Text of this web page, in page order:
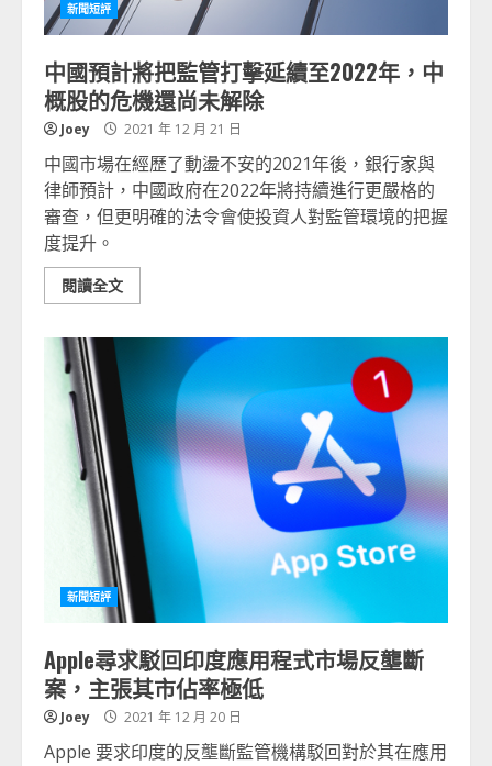
新聞短評
中國預計將把監管打擊延續至2022年，中
概股的危機還尚未解除
Joey 2021 年 12 月 21 日
中國市場在經歷了動盪不安的2021年後，銀行家與
律師預計，中國政府在2022年將持續進行更嚴格的
審查，但更明確的法令會使投資人對監管環境的把握
度提升。
閱讀全文
新聞短評
Apple尋求駁回印度應用程式市場反壟斷
案，主張其市佔率極低
Joey 2021 年 12 月 20 日
Apple 要求印度的反壟斷監管機構駁回對於其在應用